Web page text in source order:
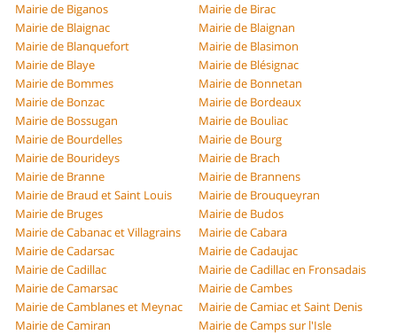
Mairie de Biganos
Mairie de Birac
Mairie de Blaignac
Mairie de Blaignan
Mairie de Blanquefort
Mairie de Blasimon
Mairie de Blaye
Mairie de Blésignac
Mairie de Bommes
Mairie de Bonnetan
Mairie de Bonzac
Mairie de Bordeaux
Mairie de Bossugan
Mairie de Bouliac
Mairie de Bourdelles
Mairie de Bourg
Mairie de Bourideys
Mairie de Brach
Mairie de Branne
Mairie de Brannens
Mairie de Braud et Saint Louis
Mairie de Brouqueyran
Mairie de Bruges
Mairie de Budos
Mairie de Cabanac et Villagrains
Mairie de Cabara
Mairie de Cadarsac
Mairie de Cadaujac
Mairie de Cadillac
Mairie de Cadillac en Fronsadais
Mairie de Camarsac
Mairie de Cambes
Mairie de Camblanes et Meynac
Mairie de Camiac et Saint Denis
Mairie de Camiran
Mairie de Camps sur l'Isle